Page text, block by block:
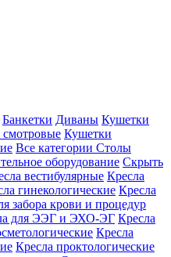
Банкетки Диваны Кушетки
Кушетки
Все категории Столы
оборудование Скрыть
вестибулярные Кресла
гинекологические Кресла
забора крови и процедур
для ЭЭГ и ЭХО-ЭГ Кресла
Кресла
Кресла проктологические